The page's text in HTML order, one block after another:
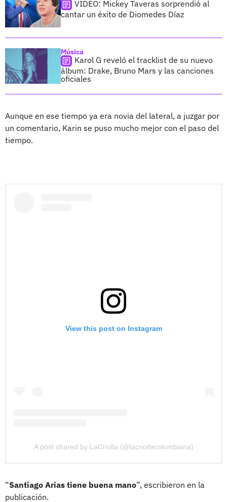
VIDEO: Mickey Taveras sorprendió al
cantar un éxito de Diomedes Díaz
Música
Karol G reveló el tracklist de su nuevo
álbum: Drake, Bruno Mars y las canciones
oficiales
Aunque en ese tiempo ya era novia del lateral, a juzgar por
un comentario, Karin se puso mucho mejor con el paso del
tiempo.
View this post on Instagram
A post shared by LaCriolla (@lacriollacolombiana)
“Santiago Arias tiene buena mano”, escribieron en la
publicación.